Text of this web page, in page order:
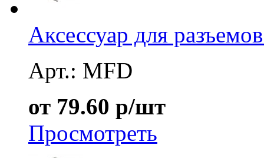
Аксессуар для
Арт.: MFD
от 79.60 р/шт
Просмотреть